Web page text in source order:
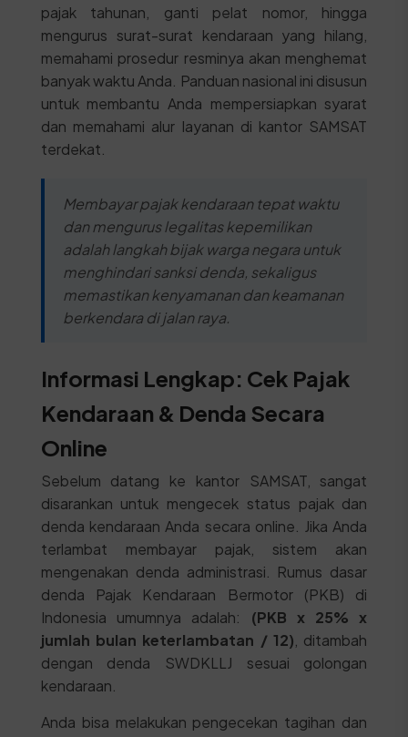
pajak tahunan, ganti pelat nomor, hingga
mengurus surat-surat kendaraan yang hilang,
memahami prosedur resminya akan menghemat
banyak waktu Anda. Panduan nasional ini disusun
untuk membantu Anda mempersiapkan syarat
dan memahami alur layanan di kantor SAMSAT
terdekat.
Membayar pajak kendaraan tepat waktu
dan mengurus legalitas kepemilikan
adalah langkah bijak warga negara untuk
menghindari sanksi denda, sekaligus
memastikan kenyamanan dan keamanan
berkendara di jalan raya.
Informasi Lengkap: Cek Pajak
Kendaraan & Denda Secara
Online
Sebelum datang ke kantor SAMSAT, sangat
disarankan untuk mengecek status pajak dan
denda kendaraan Anda secara online. Jika Anda
terlambat membayar pajak, sistem akan
mengenakan denda administrasi. Rumus dasar
denda Pajak Kendaraan Bermotor (PKB) di
Indonesia umumnya adalah: (PKB x 25% x
jumlah bulan keterlambatan / 12) , ditambah
dengan denda SWDKLLJ sesuai golongan
kendaraan.
Anda bisa melakukan pengecekan tagihan dan